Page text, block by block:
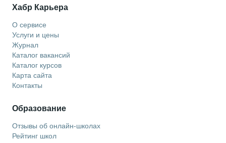
Хабр Карьера
О сервисе
Услуги и цены
Журнал
Каталог вакансий
Каталог курсов
Карта сайта
Контакты
Образование
Отзывы об онлайн-школах
Рейтинг школ